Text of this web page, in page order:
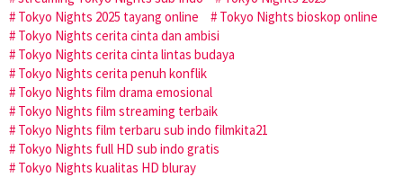
Tokyo Nights 2025 tayang online
Tokyo Nights bioskop online
Tokyo Nights cerita cinta dan ambisi
Tokyo Nights cerita cinta lintas budaya
Tokyo Nights cerita penuh konflik
Tokyo Nights film drama emosional
Tokyo Nights film streaming terbaik
Tokyo Nights film terbaru sub indo filmkita21
Tokyo Nights full HD sub indo gratis
Tokyo Nights kualitas HD bluray